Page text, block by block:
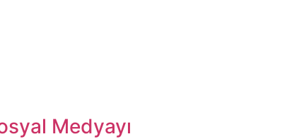
Medyayı